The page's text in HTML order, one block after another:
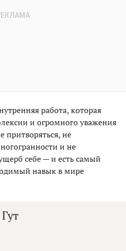
работа, которая
и огромного уважения
притворяться, не
и не
себе — и есть самый
навык в мире